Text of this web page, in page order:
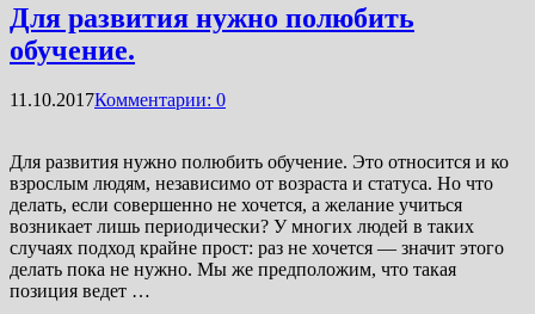
Для развития нужно полюбить
обучение.
11.10.2017Комментарии: 0
Для развития нужно полюбить обучение. Это относится и ко
взрослым людям, независимо от возраста и статуса. Но что
делать, если совершенно не хочется, а желание учиться
возникает лишь периодически? У многих людей в таких
случаях подход крайне прост: раз не хочется — значит этого
делать пока не нужно. Мы же предположим, что такая
позиция ведет …